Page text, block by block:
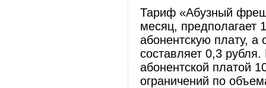
Тариф «Абузный
месяц, предполагает
абонентскую плату,
составляет 0,3
абонентской платой
ограничений по